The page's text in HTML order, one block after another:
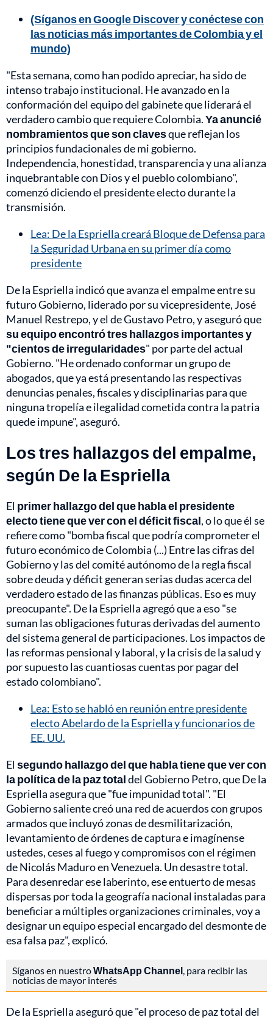
(Síganos en Google Discover y conéctese con
las noticias más importantes de Colombia y el
mundo)
"Esta semana, como han podido apreciar, ha sido de
intenso trabajo institucional. He avanzado en la
conformación del equipo del gabinete que liderará el
verdadero cambio que requiere Colombia.Ya anuncié
nombramientos que son clavesque reflejan los
principios fundacionales de mi gobierno.
Independencia, honestidad, transparencia y una alianza
inquebrantable con Dios y el pueblo colombiano",
comenzó diciendo el presidente electo durante la
transmisión.
Lea: De la Espriella creará Bloque de Defensa para
la Seguridad Urbana en su primer día como
presidente
De la Espriella indicó que avanza el empalme entre su
futuro Gobierno, liderado por su vicepresidente, José
Manuel Restrepo, y el de Gustavo Petro, y aseguró que
su equipo encontró tres hallazgos importantes y
"cientos de irregularidades" por parte del actual
Gobierno. "He ordenado conformar un grupo de
abogados, que ya está presentando las respectivas
denuncias penales, fiscales y disciplinarias para que
ninguna tropelía e ilegalidad cometida contra la patria
quede impune", aseguró.
Los tres hallazgos del empalme,
según De la Espriella
El primer hallazgo del que habla el presidente
electo tiene que ver con el déficit fiscal, o lo que él se
refiere como "bomba fiscal que podría comprometer el
futuro económico de Colombia (...) Entre las cifras del
Gobierno y las del comité autónomo de la regla fiscal
sobre deuda y déficit generan serias dudas acerca del
verdadero estado de las finanzas públicas. Eso es muy
preocupante". De la Espriella agregó que a eso "se
suman las obligaciones futuras derivadas del aumento
del sistema general de participaciones. Los impactos de
las reformas pensional y laboral, y la crisis de la salud y
por supuesto las cuantiosas cuentas por pagar del
estado colombiano".
Lea: Esto se habló en reunión entre presidente
electo Abelardo de la Espriella y funcionarios de
EE. UU.
Elsegundo hallazgo del que habla tiene que ver con
la política de la paz totaldel Gobierno Petro, que De la
Espriella asegura que "fue impunidad total". "El
Gobierno saliente creó una red de acuerdos con grupos
armados que incluyó zonas de desmilitarización,
levantamiento de órdenes de captura e imagínense
ustedes, ceses al fuego y compromisos con el régimen
de Nicolás Maduro en Venezuela. Un desastre total.
Para desenredar ese laberinto, ese entuerto de mesas
dispersas por toda la geografía nacional instaladas para
beneficiar a múltiples organizaciones criminales, voy a
designar un equipo especial encargado del desmonte de
esa falsa paz", explicó.
Síganos en nuestroWhatsApp Channel, para recibir las
noticias de mayor interés
De la Espriella aseguró que "el proceso de paz total del